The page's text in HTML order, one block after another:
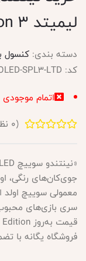
لیمیتد Splatoon 3
دسته بندی: کنسول
کد: SPL3-LTD
اتمام موجودی
(
0
معمولی سوییچ اولد
سری بازی‌های
فروشگاه یگانه با